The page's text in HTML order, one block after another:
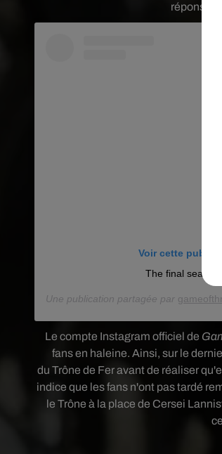
réponse
Voir cette
The final
Une publication partagée par
Le compte Instagram officiel de
fans en haleine. Ainsi, sur le
du Trône de Fer avant de réaliser
indice que les fans n'ont pas tardé
le Trône à la place de Cersei